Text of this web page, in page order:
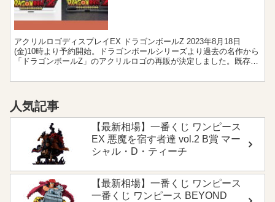
アクリルロゴディスプレイEX ドラゴンボールZ 2023年8月18日
(金)10時より予約開始。ドラゴンボールシリーズより過去の名作から
「ドラゴンボールZ」のアクリルロゴの再販が決定しました。既存の
人気記事
【最新相場】一番くじ ワンピース
EX 悪魔を宿す者達 vol.2 B賞 マー
シャル・D・ティーチ
【最新相場】一番くじ ワンピース
一番くじ ワンピース BEYOND